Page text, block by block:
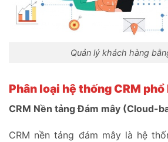
Quản lý khách hàng
Phân loại hệ thống CRM
CRM Nền tảng Đám mây (Cloud-
CRM nền tảng đám mây là hệ